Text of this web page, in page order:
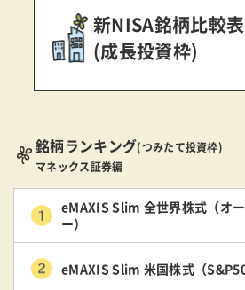
新NISA銘柄比較表
(成長投資枠)
銘柄ランキング(つみたて投資枠)
マネックス証券編
eMAXIS Slim 全世界株式（オ
ー）
eMAXIS Slim 米国株式（